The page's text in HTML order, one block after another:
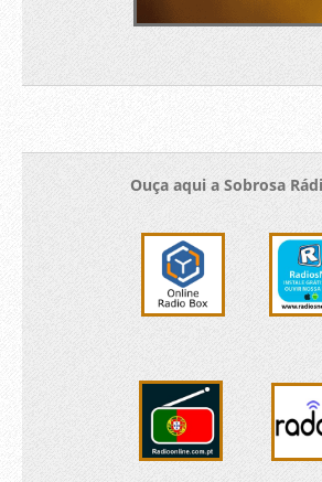
Ouça aqui a Sobrosa